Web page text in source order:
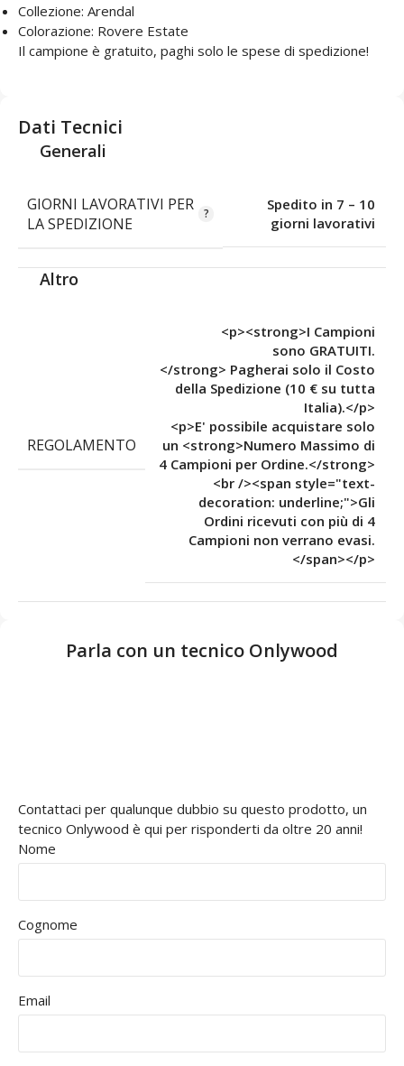
Collezione: Arendal
Colorazione: Rovere Estate
Il campione è gratuito, paghi solo le spese di spedizione!
Dati Tecnici
Generali
GIORNI LAVORATIVI PER
LA SPEDIZIONE
Spedito in 7 – 10
giorni lavorativi
Altro
REGOLAMENTO
<p><strong>I Campioni
sono GRATUITI.
</strong> Pagherai solo il Costo
della Spedizione (10 € su tutta
Italia).</p>
<p>E' possibile acquistare solo
un <strong>Numero Massimo di
4 Campioni per Ordine.</strong>
<br /><span style="text-
decoration: underline;">Gli
Ordini ricevuti con più di 4
Campioni non verrano evasi.
</span></p>
Parla con un tecnico Onlywood
Contattaci per qualunque dubbio su questo prodotto, un
tecnico Onlywood è qui per risponderti da oltre 20 anni!
Nome
Cognome
Email